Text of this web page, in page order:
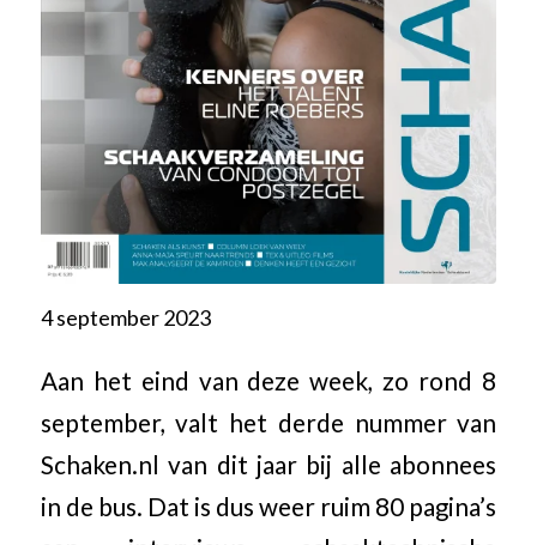
4 september 2023
Aan het eind van deze week, zo rond 8
september, valt het derde nummer van
Schaken.nl van dit jaar bij alle abonnees
in de bus. Dat is dus weer ruim 80 pagina’s